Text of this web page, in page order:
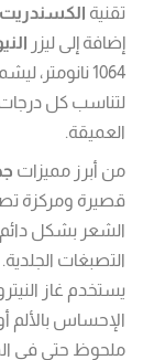
تقنية الكسندريت
إضافة إلى ليزر
1064
لتناسب كل درجات
العميقة.
من أبرز مميزات
قصيرة ومركزة
الشعر بشكل دائم
التصبغات
يستخدم غاز
الإحساس بالألم
ملحوظ حتى في